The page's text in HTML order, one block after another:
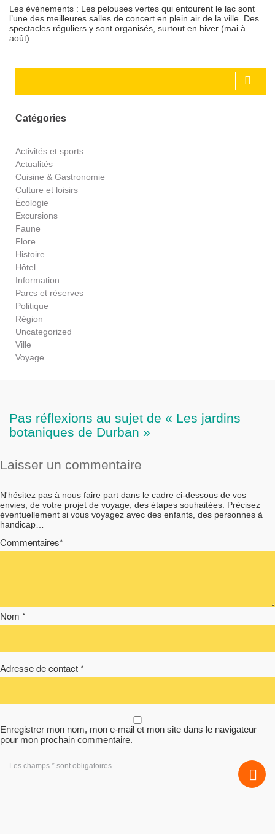
Les événements : Les pelouses vertes qui entourent le lac sont
l’une des meilleures salles de concert en plein air de la ville. Des
spectacles réguliers y sont organisés, surtout en hiver (mai à
août).
Catégories
Activités et sports
Actualités
Cuisine & Gastronomie
Culture et loisirs
Écologie
Excursions
Faune
Flore
Histoire
Hôtel
Information
Parcs et réserves
Politique
Région
Uncategorized
Ville
Voyage
Pas réflexions au sujet de « Les jardins
botaniques de Durban »
Laisser un commentaire
N'hésitez pas à nous faire part dans le cadre ci-dessous de vos
envies, de votre projet de voyage, des étapes souhaitées. Précisez
éventuellement si vous voyagez avec des enfants, des personnes à
handicap…
Commentaires*
Nom *
Adresse de contact *
Enregistrer mon nom, mon e-mail et mon site dans le navigateur
pour mon prochain commentaire.
Les champs * sont obligatoires